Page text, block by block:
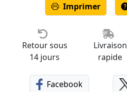
Imprimer
Retour sous
14 jours
Livraison
rapide
Facebook